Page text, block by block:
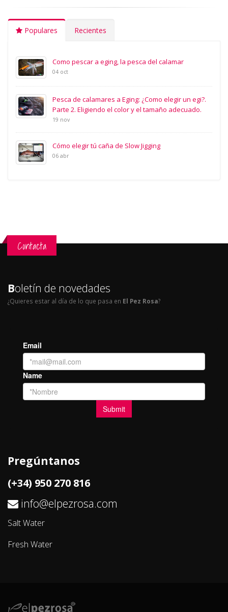
Populares Recientes
Como pescar a eging, la pesca del calamar
04 oct
Pesca de calamares a Eging: ¿Como elegir un egi?.
Parte 2. Eligiendo el color y el tamaño adecuado.
19 nov
Cómo elegir tú caña de Slow Jigging
06 abr
Contacta
Boletín de novedades
¿Quieres estar al día de lo que pasa en El Pez Rosa?
Pregúntanos
(+34) 950 270 816
info@elpezrosa.com
Salt Water
Fresh Water